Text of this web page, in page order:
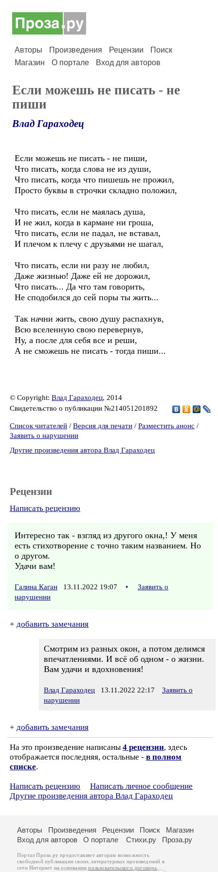
Авторы Произведения Рецензии
Поиск
Магазин
О портале Вход для авторов
Если можешь не писать - не
пиши
Влад Гараходец
Если можешь не писать - не пиши,
Что писать, когда слова не из души,
Что писать, когда что пишешь не прожил,
Просто буквы в строчки складно положил,
Что писать, если не маялась душа,
И не жил, когда в кармане ни гроша,
Что писать, если не падал, не вставал,
И плечом к плечу с друзьями не шагал,
Что писать, если ни разу не любил,
Даже жизнью! Даже ей не дорожил,
Что писать... Да что там говорить,
Не сподобился до сей поры ты жить...
Так начни жить, свою душу распахнув,
Всю вселенную свою перевернув,
Ну, а после для себя все и реши,
А не сможешь не писать - тогда пиши...
© Copyright: Влад Гараходец, 2014
Свидетельство о публикации №214051201892
Список читателей / Версия для печати / Разместить анонс /
Заявить о нарушении
Другие произведения автора Влад Гараходец
Рецензии
Написать рецензию
Интересно так - взгляд из другого окна,! У меня
есть стихотворение с точно таким названием. Но
о другом.
Удачи вам!
Галина Каган 13.11.2022 19:07 •
Заявить о
нарушении
+ добавить замечания
Смотрим из разных окон, а потом делимся
впечатлениями. И всё об одном - о жизни.
Вам удачи и вдохновения!
Влад Гараходец 13.11.2022 22:17
Заявить о
нарушении
+ добавить замечания
На это произведение написаны 4 рецензии, здесь
отображается последняя, остальные - в полном
списке.
Написать рецензию
Написать личное сообщение
Другие произведения автора Влад Гараходец
Авторы Произведения Рецензии Поиск
Магазин
Вход для авторов
О портале Стихи.ру Проза.ру
Портал Проза.ру предоставляет авторам возможность
свободной публикации своих литературных произведений в
сети Интернет на основаниипользовательского договора